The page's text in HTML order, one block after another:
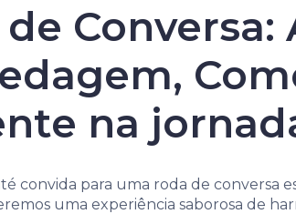
de
e
de
na
convida para uma roda de conversa
uma experiência saborosa de